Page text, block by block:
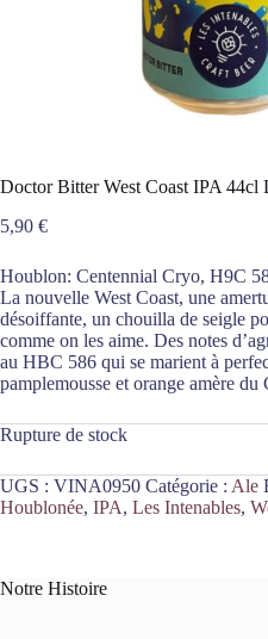
Doctor Bitter West Coast IPA 44cl
5,90 €
Houblon: Centennial Cryo, H9C
La nouvelle West Coast, une
désoiffante, un chouilla de seigle
comme on les aime. Des notes
au HBC 586 qui se marient à
pamplemousse et orange amère du
Rupture de stock
UGS : VINA0950 Catégorie : Ale
Houblonée, IPA, Les Intenables,
Notre Histoire